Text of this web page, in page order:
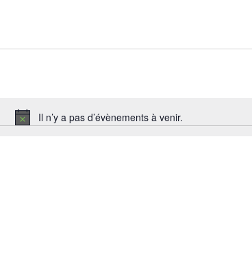
Notice
Il n’y a pas d’évènements à venir.
date.